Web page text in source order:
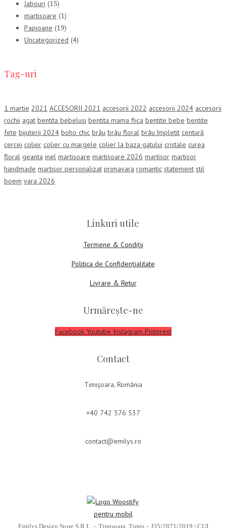
Jabouri (15)
martisoare (1)
Papioane (19)
Uncategorized (4)
Tag-uri
1 martie 2021 ACCESORII 2021 accesorii 2022 accesorii 2024 accesorii
rochii agat bentita bebelusi bentita mama fiica bentite bebe bentite
fete bijuterii 2024 boho chic brâu brâu floral brâu împletit centură
cercei colier colier cu margele colier la baza gatului cristale curea
floral geanta inel martisoare martisoare 2026 martisor martisor
handmade martisor personalizat primavara romantic statement stil
boem vara 2026
Linkuri utile
Termene & Condiții
Politica de Confidențialitate
Livrare & Retur
Urmărește-ne
Facebook Youtube Instagram Pinterest
Contact
Timișoara, România
+40 742 576 537
contact@emilys.ro
Emilys Design Store S.R.L. – Timișoara, Timiș – J35/2871/2019 | CUI